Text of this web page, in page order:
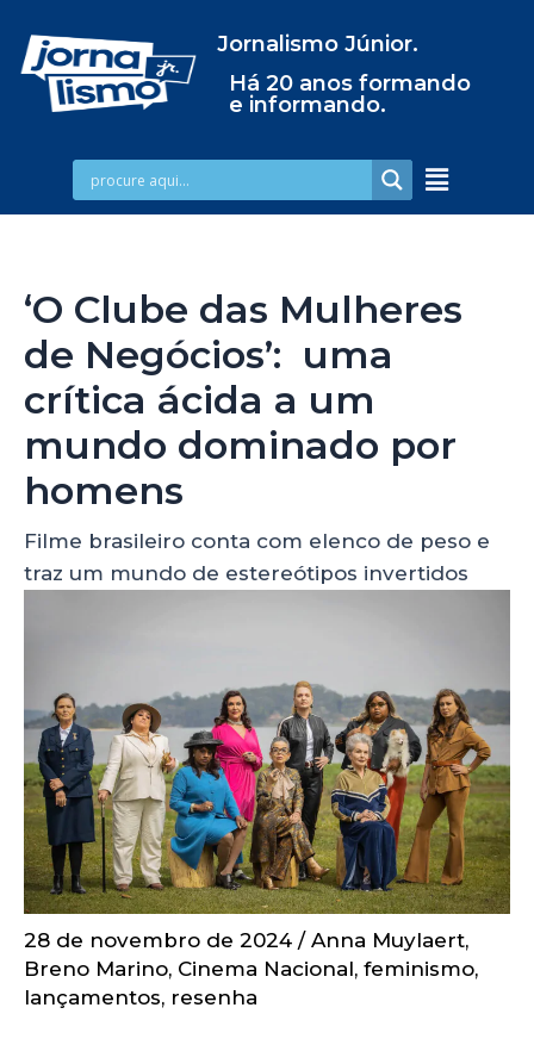
Jornalismo Júnior.
Há 20 anos formando
e informando.
‘O Clube das Mulheres
de Negócios’: uma
crítica ácida a um
mundo dominado por
homens
Filme brasileiro conta com elenco de peso e
traz um mundo de estereótipos invertidos
28 de novembro de 2024 / Anna Muylaert,
Breno Marino, Cinema Nacional, feminismo,
lançamentos, resenha